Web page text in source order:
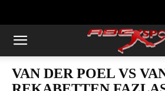
VAN DER POEL VS